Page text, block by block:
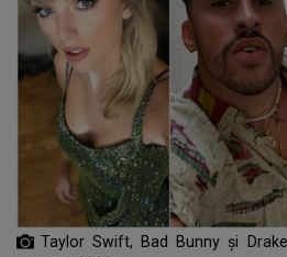
Taylor Swift, Bad Bunny și